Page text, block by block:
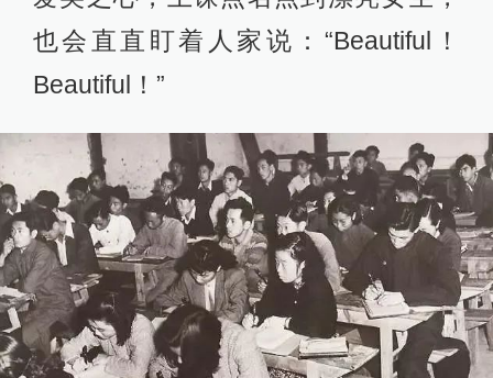
也会直直盯着人家说：“Beautiful！
Beautiful！”